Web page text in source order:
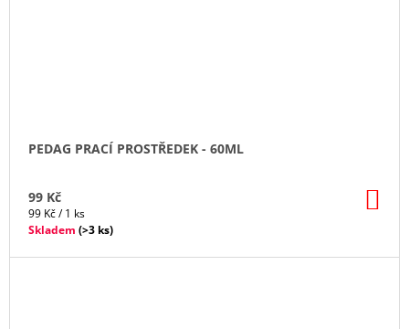
PEDAG PRACÍ PROSTŘEDEK - 60ML
99 Kč
Měrná
cena:
99 Kč / 1 ks
Skladem (>3 ks)